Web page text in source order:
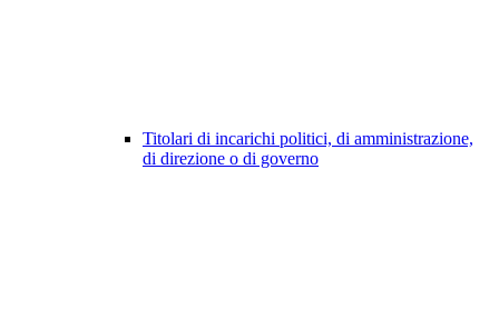
Titolari di incarichi politici, di amministrazione,
di direzione o di governo